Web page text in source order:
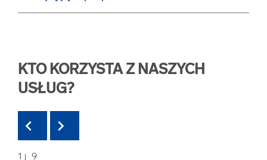
KTO KORZYSTA Z NASZYCH
USŁUG?
chevron_left chevron_right
1 9